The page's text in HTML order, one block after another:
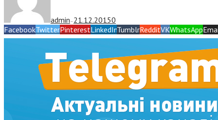
admin — 21.12.20150
FacebookTwitterPinterestLinkedInTumblrRedditVKWhatsApp